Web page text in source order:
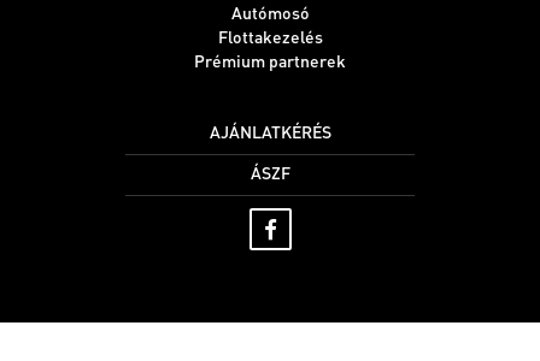
Autómosó
Flottakezelés
Prémium partnerek
AJÁNLATKÉRÉS
ÁSZF